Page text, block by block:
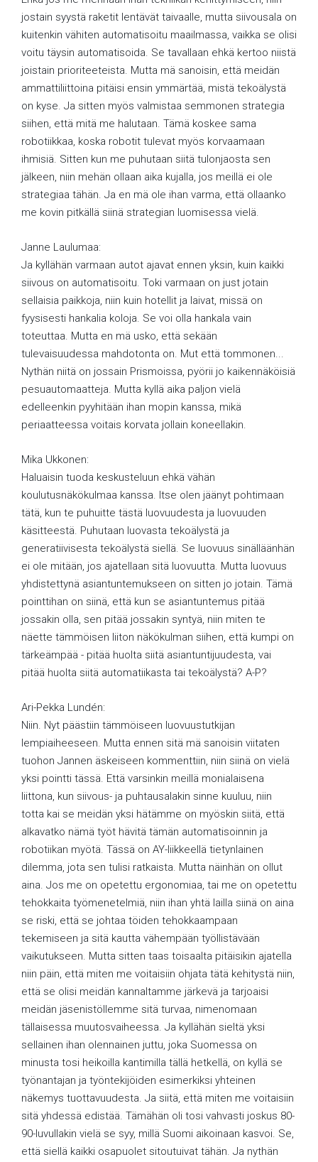
jostain syystä raketit lentävät taivaalle, mutta siivousala on
kuitenkin vähiten automatisoitu maailmassa, vaikka se olisi
voitu täysin automatisoida. Se tavallaan ehkä kertoo niistä
joistain prioriteeteista. Mutta mä sanoisin, että meidän
ammattiliittoina pitäisi ensin ymmärtää, mistä tekoälystä
on kyse. Ja sitten myös valmistaa semmonen strategia
siihen, että mitä me halutaan. Tämä koskee sama
robotiikkaa, koska robotit tulevat myös korvaamaan
ihmisiä. Sitten kun me puhutaan siitä tulonjaosta sen
jälkeen, niin mehän ollaan aika kujalla, jos meillä ei ole
strategiaa tähän. Ja en mä ole ihan varma, että ollaanko
me kovin pitkällä siinä strategian luomisessa vielä.
Janne Laulumaa:
Ja kyllähän varmaan autot ajavat ennen yksin, kuin kaikki
siivous on automatisoitu. Toki varmaan on just jotain
sellaisia paikkoja, niin kuin hotellit ja laivat, missä on
fyysisesti hankalia koloja. Se voi olla hankala vain
toteuttaa. Mutta en mä usko, että sekään
tulevaisuudessa mahdotonta on. Mut että tommonen...
Nythän niitä on jossain Prismoissa, pyörii jo kaikennäköisiä
pesuautomaatteja. Mutta kyllä aika paljon vielä
edelleenkin pyyhitään ihan mopin kanssa, mikä
periaatteessa voitais korvata jollain koneellakin.
Mika Ukkonen:
Haluaisin tuoda keskusteluun ehkä vähän
koulutusnäkökulmaa kanssa. Itse olen jäänyt pohtimaan
tätä, kun te puhuitte tästä luovuudesta ja luovuuden
käsitteestä. Puhutaan luovasta tekoälystä ja
generatiivisesta tekoälystä siellä. Se luovuus sinälläänhän
ei ole mitään, jos ajatellaan sitä luovuutta. Mutta luovuus
yhdistettynä asiantuntemukseen on sitten jo jotain. Tämä
pointtihan on siinä, että kun se asiantuntemus pitää
jossakin olla, sen pitää jossakin syntyä, niin miten te
näette tämmöisen liiton näkökulman siihen, että kumpi on
tärkeämpää - pitää huolta siitä asiantuntijuudesta, vai
pitää huolta siitä automatiikasta tai tekoälystä? A-P?
Ari-Pekka Lundén:
Niin. Nyt päästiin tämmöiseen luovuustutkijan
lempiaiheeseen. Mutta ennen sitä mä sanoisin viitaten
tuohon Jannen äskeiseen kommenttiin, niin siinä on vielä
yksi pointti tässä. Että varsinkin meillä monialaisena
liittona, kun siivous- ja puhtausalakin sinne kuuluu, niin
totta kai se meidän yksi hätämme on myöskin siitä, että
alkavatko nämä työt hävitä tämän automatisoinnin ja
robotiikan myötä. Tässä on AY-liikkeellä tietynlainen
dilemma, jota sen tulisi ratkaista. Mutta näinhän on ollut
aina. Jos me on opetettu ergonomiaa, tai me on opetettu
tehokkaita työmenetelmiä, niin ihan yhtä lailla siinä on aina
se riski, että se johtaa töiden tehokkaampaan
tekemiseen ja sitä kautta vähempään työllistävään
vaikutukseen. Mutta sitten taas toisaalta pitäisikin ajatella
niin päin, että miten me voitaisiin ohjata tätä kehitystä niin,
että se olisi meidän kannaltamme järkevä ja tarjoaisi
meidän jäsenistöllemme sitä turvaa, nimenomaan
tällaisessa muutosvaiheessa. Ja kyllähän sieltä yksi
sellainen ihan olennainen juttu, joka Suomessa on
minusta tosi heikoilla kantimilla tällä hetkellä, on kyllä se
työnantajan ja työntekijöiden esimerkiksi yhteinen
näkemys tuottavuudesta. Ja siitä, että miten me voitaisiin
sitä yhdessä edistää. Tämähän oli tosi vahvasti joskus 80-
90-luvullakin vielä se syy, millä Suomi aikoinaan kasvoi. Se,
että siellä kaikki osapuolet sitoutuivat tähän. Ja nythän